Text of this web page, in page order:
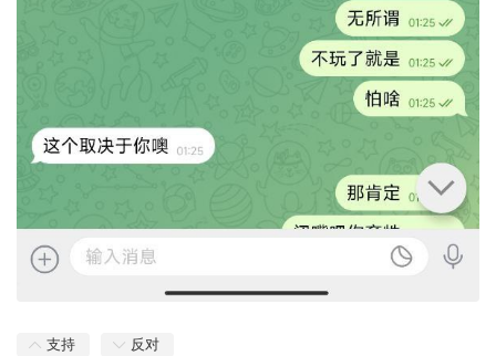
支持 反对